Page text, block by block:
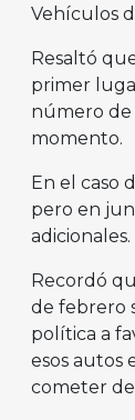
Vehículos
Resaltó
primer
número de
momento.
En el caso
pero en
adicionales.
Recordó
de febrero
política a
esos autos
cometer